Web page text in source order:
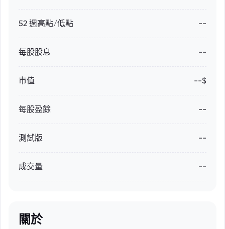
52 週高點/低點 --
每股股息 --
市值 --$
每股盈餘 --
測試版 --
成交量 --
關於